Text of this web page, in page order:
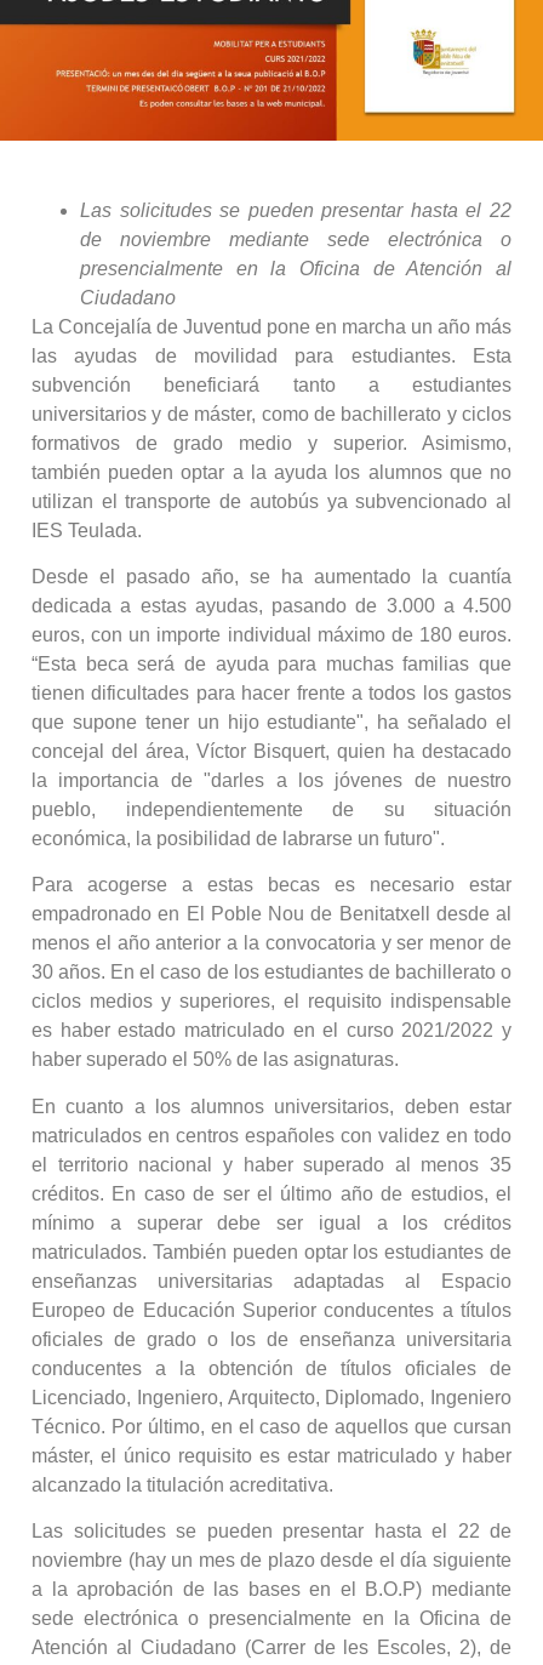
Las solicitudes se pueden presentar hasta el 22
de noviembre mediante sede electrónica o
presencialmente en la Oficina de Atención al
Ciudadano
La Concejalía de Juventud pone en marcha un año más
las ayudas de movilidad para estudiantes. Esta
subvención beneficiará tanto a estudiantes
universitarios y de máster, como de bachillerato y ciclos
formativos de grado medio y superior. Asimismo,
también pueden optar a la ayuda los alumnos que no
utilizan el transporte de autobús ya subvencionado al
IES Teulada.
Desde el pasado año, se ha aumentado la cuantía
dedicada a estas ayudas, pasando de 3.000 a 4.500
euros, con un importe individual máximo de 180 euros.
“Esta beca será de ayuda para muchas familias que
tienen dificultades para hacer frente a todos los gastos
que supone tener un hijo estudiante", ha señalado el
concejal del área, Víctor Bisquert, quien ha destacado
la importancia de "darles a los jóvenes de nuestro
pueblo, independientemente de su situación
económica, la posibilidad de labrarse un futuro".
Para acogerse a estas becas es necesario estar
empadronado en El Poble Nou de Benitatxell desde al
menos el año anterior a la convocatoria y ser menor de
30 años. En el caso de los estudiantes de bachillerato o
ciclos medios y superiores, el requisito indispensable
es haber estado matriculado en el curso 2021/2022 y
haber superado el 50% de las asignaturas.
En cuanto a los alumnos universitarios, deben estar
matriculados en centros españoles con validez en todo
el territorio nacional y haber superado al menos 35
créditos. En caso de ser el último año de estudios, el
mínimo a superar debe ser igual a los créditos
matriculados. También pueden optar los estudiantes de
enseñanzas universitarias adaptadas al Espacio
Europeo de Educación Superior conducentes a títulos
oficiales de grado o los de enseñanza universitaria
conducentes a la obtención de títulos oficiales de
Licenciado, Ingeniero, Arquitecto, Diplomado, Ingeniero
Técnico. Por último, en el caso de aquellos que cursan
máster, el único requisito es estar matriculado y haber
alcanzado la titulación acreditativa.
Las solicitudes se pueden presentar hasta el 22 de
noviembre (hay un mes de plazo desde el día siguiente
a la aprobación de las bases en el B.O.P) mediante
sede electrónica o presencialmente en la Oficina de
Atención al Ciudadano (Carrer de les Escoles, 2), de